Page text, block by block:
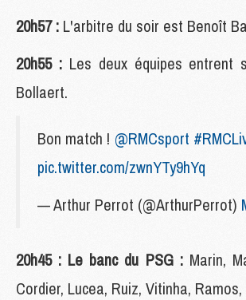
20h57 : L'arbitre du soir est Benoît
20h55 : Les deux équipes entrent
Bollaert.
Bon match ! @RMCsport
pic.twitter.com/zwnYTy9hYq
— Arthur Perrot (@ArthurPerrot)
20h45 : Le banc du PSG : Marin,
Cordier, Lucea, Ruiz, Vitinha, Ramos,